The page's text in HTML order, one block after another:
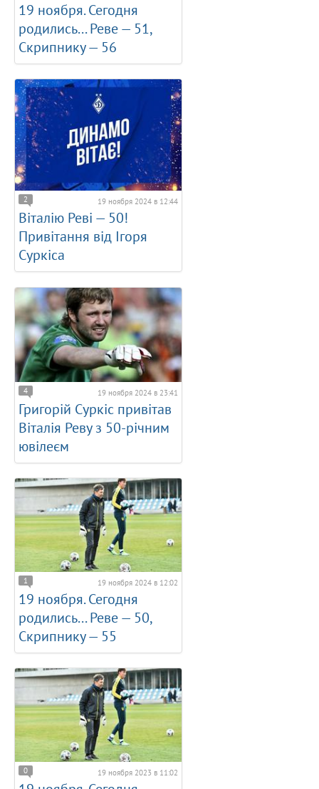
19 ноября. Сегодня
родились... Реве — 51,
Скрипнику — 56
2 19 ноября 2024 в 12:44
Віталію Реві — 50!
Привітання від Ігоря
Суркіса
4 19 ноября 2024 в 23:41
Григорій Суркіс привітав
Віталія Реву з 50-річним
ювілеєм
1 19 ноября 2024 в 12:02
19 ноября. Сегодня
родились... Реве — 50,
Скрипнику — 55
0 19 ноября 2023 в 11:02